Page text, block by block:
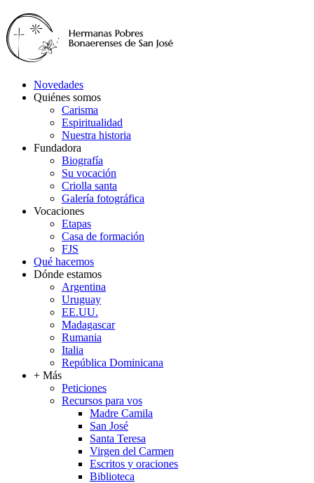
Novedades
Quiénes somos
Carisma
Espiritualidad
Nuestra historia
Fundadora
Biografía
Su vocación
Criolla santa
Galería fotográfica
Vocaciones
Etapas
Casa de formación
FJS
Qué hacemos
Dónde estamos
Argentina
Uruguay
EE.UU.
Madagascar
Rumania
Italia
República Dominicana
+ Más
Peticiones
Recursos para vos
Madre Camila
San José
Santa Teresa
Virgen del Carmen
Escritos y oraciones
Biblioteca